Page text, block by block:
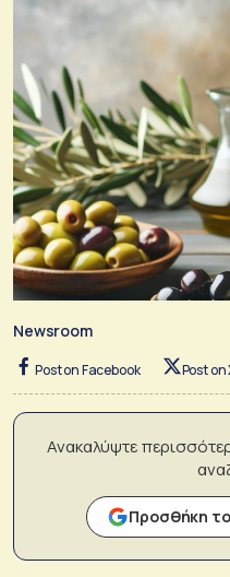
Newsroom
Post on Facebook Post on
Ανακαλύψτε
Προσθήκη